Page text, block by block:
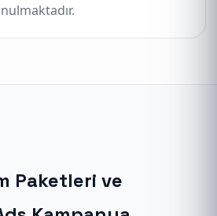
Paketleri ve